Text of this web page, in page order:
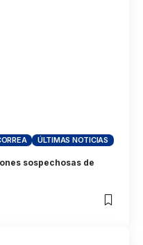
ÚLTIMAS NOTICIAS
sospechosas de